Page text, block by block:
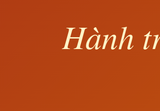
Hành